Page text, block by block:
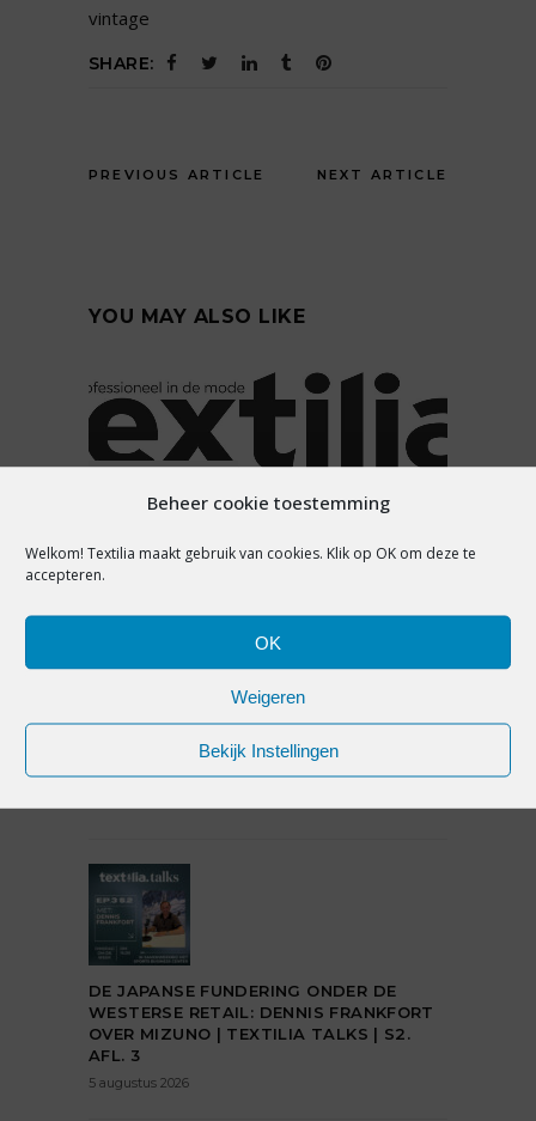
Beheer cookie toestemming
Welkom! Textilia maakt gebruik van cookies. Klik op OK om deze te
accepteren.
OK
Weigeren
Bekijk Instellingen
vintage
SHARE:
PREVIOUS ARTICLE NEXT ARTICLE
YOU MAY ALSO LIKE
MARKETINGTRUC OF
DE JAPANSE FUNDERING ONDER DE
WESTERSE RETAIL: DENNIS FRANKFORT
OVER MIZUNO | TEXTILIA TALKS | S2.
AFL. 3
5 augustus 2026